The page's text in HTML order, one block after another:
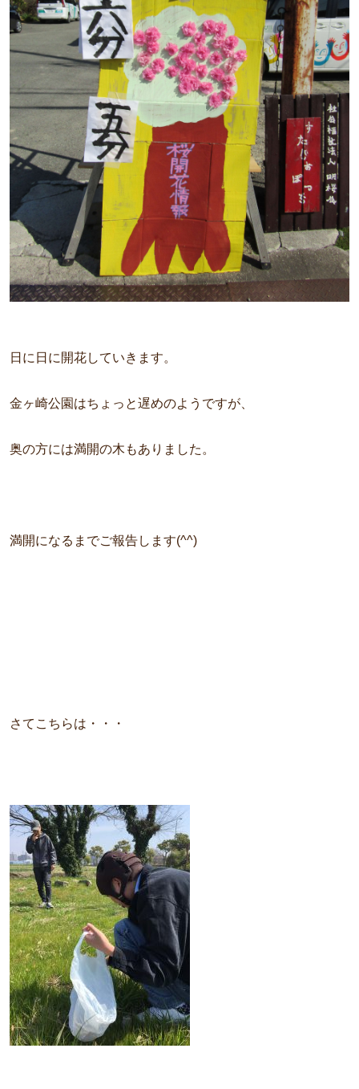
日に日に開花していきます。
金ヶ崎公園はちょっと遅めのようですが、
奥の方には満開の木もありました。
満開になるまでご報告します(^^)
さてこちらは・・・